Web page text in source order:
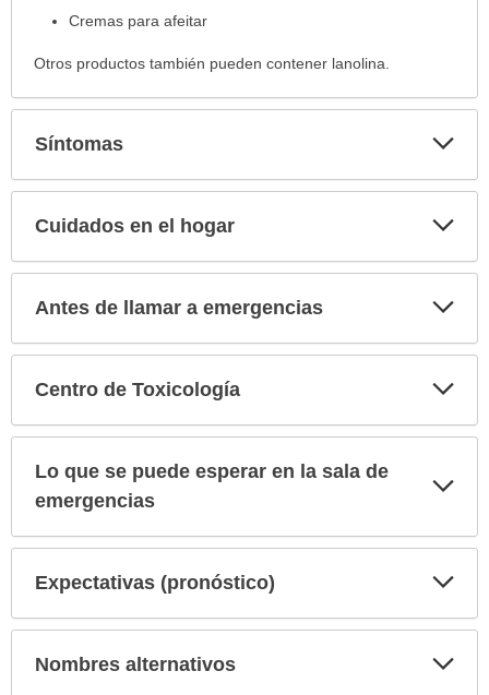
Cremas para afeitar
Otros productos también pueden contener lanolina.
Síntomas
Cuidados en el hogar
Antes de llamar a emergencias
Centro de Toxicología
Lo que se puede esperar en la sala de
emergencias
Expectativas (pronóstico)
Nombres alternativos